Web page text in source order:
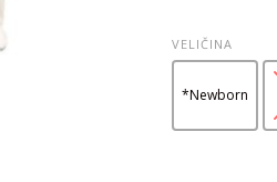
VELIČINA
*Newborn